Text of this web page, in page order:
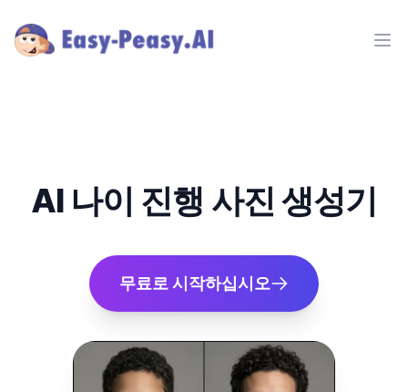
AI 나이 진행 사진 생성기
무료로 시작하십시오